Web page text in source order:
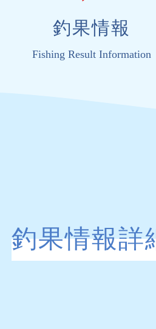
釣果情報
Fishing Result Information
釣果情報詳